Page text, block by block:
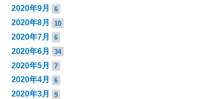
2020年9月 6
2020年8月 10
2020年7月 6
2020年6月 34
2020年5月 7
2020年4月 6
2020年3月 9